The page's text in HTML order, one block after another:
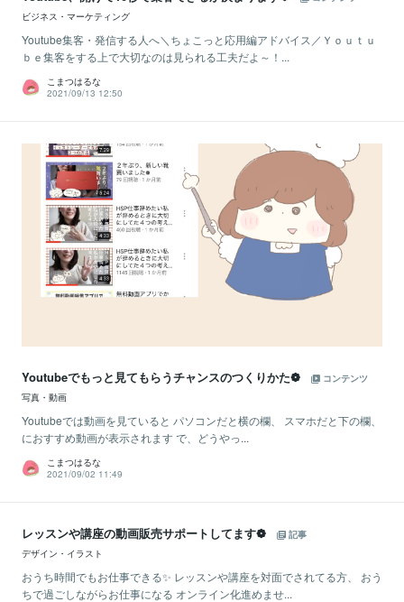
ビジネス・マーケティング
Youtube集客・発信する人へ＼ちょこっと応用編アドバイス／Ｙｏｕｔｕ
ｂｅ集客をする上で大切なのは見られる工夫だよ～！...
こまつはるな
2021/09/13 12:50
Youtubeでもっと見てもらうチャンスのつくりかた❁
コンテンツ
写真・動画
Youtubeでは動画を見ていると パソコンだと横の欄、 スマホだと下の欄、
におすすめ動画が表示されます で、どうやっ...
こまつはるな
2021/09/02 11:49
レッスンや講座の動画販売サポートしてます❁
記事
デザイン・イラスト
おうち時間でもお仕事できる✨ レッスンや講座を対面でされてる方、 おう
ちで過ごしながらお仕事になる オンライン化進めませ...